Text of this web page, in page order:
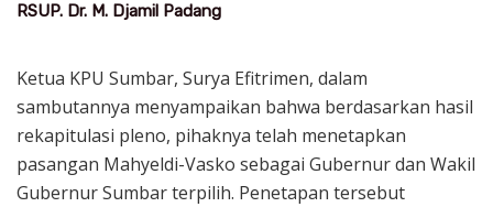
RSUP. Dr. M. Djamil Padang
Ketua KPU Sumbar, Surya Efitrimen, dalam
sambutannya menyampaikan bahwa berdasarkan hasil
rekapitulasi pleno, pihaknya telah menetapkan
pasangan Mahyeldi-Vasko sebagai Gubernur dan Wakil
Gubernur Sumbar terpilih. Penetapan tersebut